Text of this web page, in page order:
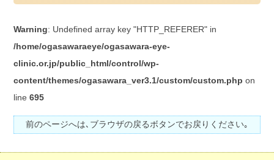
Warning: Undefined array key "HTTP_REFERER" in
/home/ogasawaraeye/ogasawara-eye-
clinic.or.jp/public_html/control/wp-
content/themes/ogasawara_ver3.1/custom/custom.php on
line695
前のページへは､ブラウザの戻るボタンでお戻りください｡